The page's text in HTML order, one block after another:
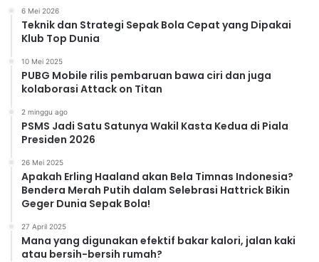
6 Mei 2026
Teknik dan Strategi Sepak Bola Cepat yang Dipakai
Klub Top Dunia
10 Mei 2025
PUBG Mobile rilis pembaruan bawa ciri dan juga
kolaborasi Attack on Titan
2 minggu ago
PSMS Jadi Satu Satunya Wakil Kasta Kedua di Piala
Presiden 2026
26 Mei 2025
Apakah Erling Haaland akan Bela Timnas Indonesia?
Bendera Merah Putih dalam Selebrasi Hattrick Bikin
Geger Dunia Sepak Bola!
27 April 2025
Mana yang digunakan efektif bakar kalori, jalan kaki
atau bersih-bersih rumah?